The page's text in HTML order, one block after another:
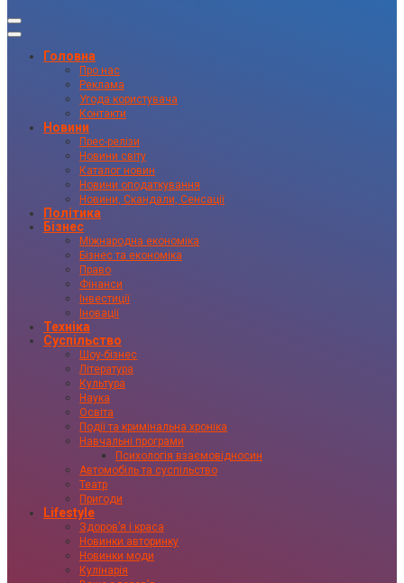
Головна
Про нас
Реклама
Угода користувача
Контакти
Новини
Прес-релізи
Новини світу
Каталог новин
Новини оподаткування
Новини, Скандали, Сенсації
Політика
Бізнес
Міжнародна економіка
Бізнес та економіка
Право
Фінанси
Інвестиції
Іновації
Техніка
Суспільство
Шоу-бізнес
Література
Культура
Наука
Освіта
Події та кримінальна хроніка
Навчальні програми
Психологія взаємовідносин
Автомобіль та суспільство
Театр
Пригоди
Lifestyle
Здоровʼя і краса
Новинки авторинку
Новинки моди
Кулінарія